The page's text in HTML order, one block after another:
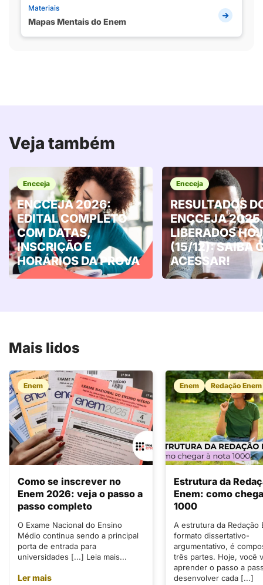
Materiais
Mapas Mentais do Enem
Veja também
Encceja
ENCCEJA 2026:
EDITAL COMPLETO
COM DATAS,
INSCRIÇÃO E
HORÁRIOS DA PROVA
Encceja
RESULTADOS
ENCCEJA 2025
LIBERADOS
(15/12): SAIBA
ACESSAR!
Mais lidos
Enem
Como se inscrever no
Enem 2026: veja o passo a
passo completo
O Exame Nacional do Ensino
Médio continua sendo a principal
porta de entrada para
universidades [...] Leia mais...
Ler mais
Enem Redação Enem
Estrutura da
Enem: como
1000
A estrutura da Redação
formato dissertativo-
argumentativo, é
três partes. Hoje, você
aprender o passo a
desenvolver cada [...]